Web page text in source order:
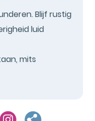
Blijf rustig
luid
mits